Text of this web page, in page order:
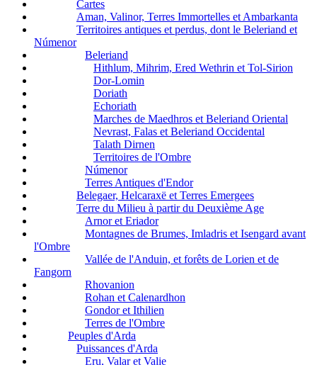
Cartes
Aman, Valinor, Terres Immortelles et Ambarkanta
Territoires antiques et perdus, dont le Beleriand et
Númenor
Beleriand
Hithlum, Mihrim, Ered Wethrin et Tol-Sirion
Dor-Lomin
Doriath
Echoriath
Marches de Maedhros et Beleriand Oriental
Nevrast, Falas et Beleriand Occidental
Talath Dirnen
Territoires de l'Ombre
Númenor
Terres Antiques d'Endor
Belegaer, Helcaraxë et Terres Emergees
Terre du Milieu à partir du Deuxième Age
Arnor et Eriador
Montagnes de Brumes, Imladris et Isengard avant
l'Ombre
Vallée de l'Anduin, et forêts de Lorien et de
Fangorn
Rhovanion
Rohan et Calenardhon
Gondor et Ithilien
Terres de l'Ombre
Peuples d'Arda
Puissances d'Arda
Eru, Valar et Valie